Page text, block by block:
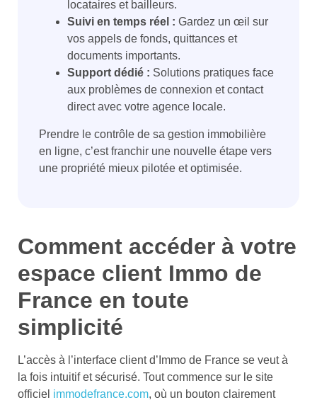
locataires et bailleurs.
Suivi en temps réel : Gardez un œil sur
vos appels de fonds, quittances et
documents importants.
Support dédié : Solutions pratiques face
aux problèmes de connexion et contact
direct avec votre agence locale.
Prendre le contrôle de sa gestion immobilière
en ligne, c’est franchir une nouvelle étape vers
une propriété mieux pilotée et optimisée.
Comment accéder à votre
espace client Immo de
France en toute
simplicité
L’accès à l’interface client d’Immo de France se veut à
la fois intuitif et sécurisé. Tout commence sur le site
officiel immodefrance.com, où un bouton clairement